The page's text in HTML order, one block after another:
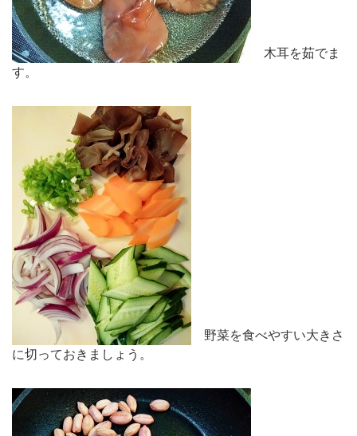
木耳を茹でま
す。
野菜を食べやすい大きさ
に切っておきましょう。